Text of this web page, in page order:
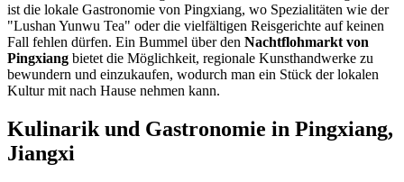
ist die lokale Gastronomie von Pingxiang, wo Spezialitäten wie der
"Lushan Yunwu Tea" oder die vielfältigen Reisgerichte auf keinen
Fall fehlen dürfen. Ein Bummel über den Nachtflohmarkt von
Pingxiang bietet die Möglichkeit, regionale Kunsthandwerke zu
bewundern und einzukaufen, wodurch man ein Stück der lokalen
Kultur mit nach Hause nehmen kann.
Kulinarik und Gastronomie in Pingxiang,
Jiangxi